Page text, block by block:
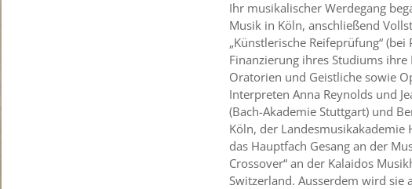
Ihr musikalischer Werdegang
Musik in Köln, anschließend
„Künstlerische Reifeprüfung“
Finanzierung ihres Studiums
Oratorien und Geistliche sowie
Interpreten Anna Reynolds und
(Bach-Akademie Stuttgart) und
Köln, der
das Hauptfach Gesang an der
Crossover“ an der Kalaidos
Switzerland. Ausserdem wird sie